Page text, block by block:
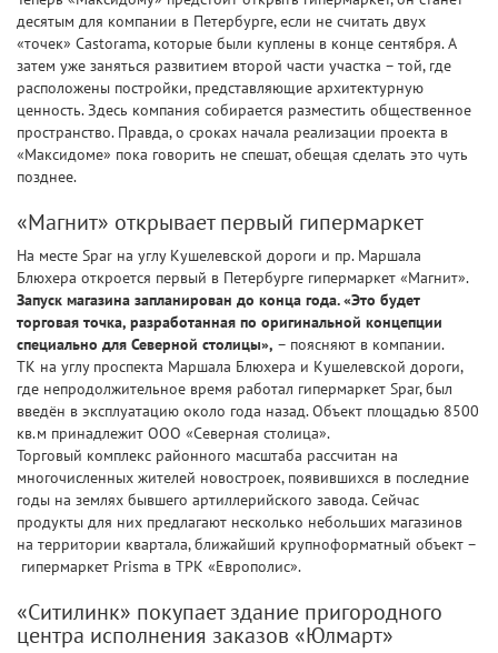
десятым для компании в Петербурге, если не считать двух
«точек» Castorama, которые были куплены в конце сентября. А
затем уже заняться развитием второй части участка – той, где
расположены постройки, представляющие архитектурную
ценность. Здесь компания собирается разместить общественное
пространство. Правда, о сроках начала реализации проекта в
«Максидоме» пока говорить не спешат, обещая сделать это чуть
позднее.
«Магнит» открывает первый гипермаркет
На месте Spar на углу Кушелевской дороги и пр. Маршала
Блюхера откроется первый в Петербурге гипермаркет «Магнит».
Запуск магазина запланирован до конца года. «Это будет
торговая точка, разработанная по оригинальной концепции
специально для Северной столицы», – поясняют в компании.
ТК на углу проспекта Маршала Блюхера и Кушелевской дороги,
где непродолжительное время работал гипермаркет Spar, был
введён в эксплуатацию около года назад. Объект площадью 8500
кв.м принадлежит ООО «Северная столица».
Торговый комплекс районного масштаба рассчитан на
многочисленных жителей новостроек, появившихся в последние
годы на землях бывшего артиллерийского завода. Сейчас
продукты для них предлагают несколько небольших магазинов
на территории квартала, ближайший крупноформатный объект –
гипермаркет Prisma в ТРК «Европолис».
«Ситилинк» покупает здание пригородного
центра исполнения заказов «Юлмарт»